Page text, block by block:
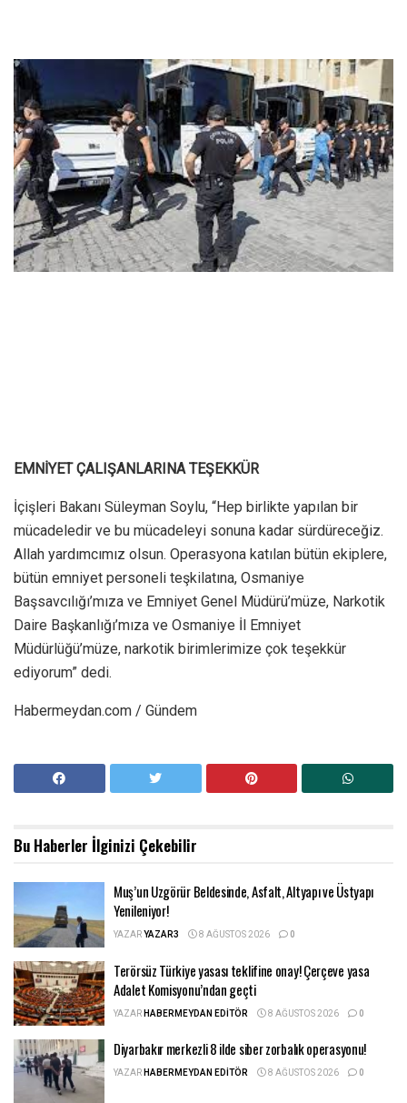
EMNİYET ÇALIŞANLARINA TEŞEKKÜR
İçişleri Bakanı Süleyman Soylu, “Hep birlikte yapılan bir
mücadeledir ve bu mücadeleyi sonuna kadar sürdüreceğiz.
Allah yardımcımız olsun. Operasyona katılan bütün ekiplere,
bütün emniyet personeli teşkilatına, Osmaniye
Başsavcılığı’mıza ve Emniyet Genel Müdürü’müze, Narkotik
Daire Başkanlığı’mıza ve Osmaniye İl Emniyet
Müdürlüğü’müze, narkotik birimlerimize çok teşekkür
ediyorum” dedi.
Habermeydan.com / Gündem
Bu Haberler İlginizi Çekebilir
Muş’un Uzgörür Beldesinde, Asfalt, Altyapı ve Üstyapı
Yenileniyor!
YAZARYAZAR3 8 AĞUSTOS 2026 0
Terörsüz Türkiye yasası teklifine onay! Çerçeve yasa
Adalet Komisyonu’ndan geçti
YAZARHABERMEYDAN EDITÖR 8 AĞUSTOS 2026 0
Diyarbakır merkezli 8 ilde siber zorbalık operasyonu!
YAZARHABERMEYDAN EDITÖR 8 AĞUSTOS 2026 0